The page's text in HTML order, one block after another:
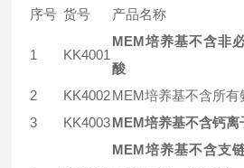
序号 货号 产品名称
1 KK4001
MEM培养基不含非
酸
2 KK4002MEM培养基不含所有
3
KK4003MEM培养基不含钙离
MEM培养基不含支